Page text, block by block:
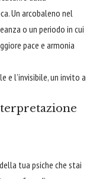
Un arcobaleno nel
o un periodo in cui
pace e armonia
e l’invisibile, un invito a
tua psiche che stai